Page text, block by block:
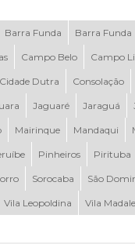
Barra Funda Barra Funda
Campo Belo Campo
Cidade Dutra Consolação
Jaguaré Jaraguá
Mairinque Mandaqui
Pinheiros Pirituba
Sorocaba São
Vila Leopoldina Vila